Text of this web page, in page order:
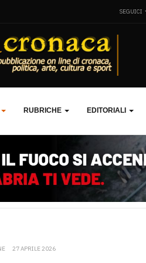
SEGUICI
RUBRICHE EDITORIALI
27 APRILE 2026